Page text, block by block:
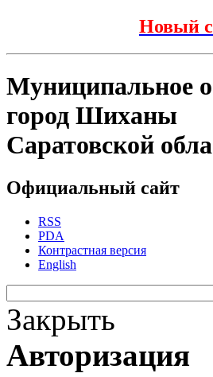
Новый
Муниципальное
город Шиханы
Саратовской
Официальный сайт
RSS
PDA
Контрастная версия
English
Закрыть
Авторизация